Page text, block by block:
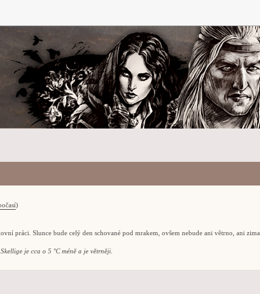
)
práci. Slunce bude celý den schované pod mrakem, ovšem nebude ani větrno, ani zima.
je cca o 5 °C méně a je větrněji.